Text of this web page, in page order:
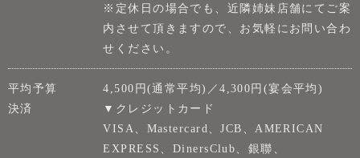
※定休日の場合でも、近隣姉妹店舗にてご案
内させて頂きますので、お気軽にお問い合わ
せください。
平均予算
4,500円(通常平均)／4,300円(宴会平均)
決済
▼クレジットカード
VISA、Mastercard、JCB、AMERICAN
EXPRESS、DinersClub、銀聯、